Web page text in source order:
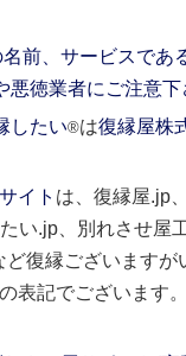
前、サービスであ
悪徳業者にご注意下
したい®は復縁屋株
イト は、復縁屋.jp
い.jp、別れさせ屋
ど復縁ございますが
表記でございます。